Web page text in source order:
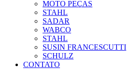
MOTO PEÇAS
STAHL
SADAR
WABCO
STAHL
SUSIN FRANCESCUTTI
SCHULZ
CONTATO